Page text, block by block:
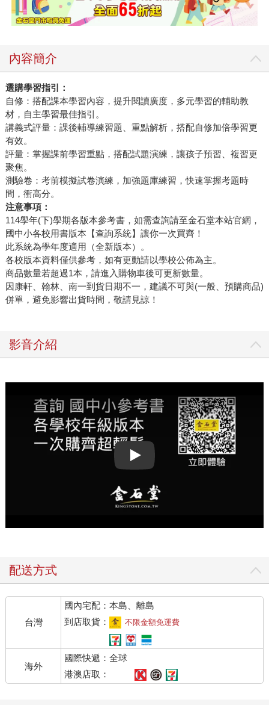
內容簡介
選購學習指引：
自修：搭配課本學習內容，提升閱讀廣度，多元學習的輔助教
材，自主學習最佳指引。
講義式評量：課後輔導練習題、重點解析，搭配自修加倍學習更
有效。
評量：掌握課前學習重點，搭配試題演練，讓孩子預習、複習更
聚焦。
測驗卷：考前模擬試卷演練，加強題庫練習，快速掌握考題時
間，衝高分。
注意事項：
114學年(下)學期各版本參考書，如需查詢請至金石堂本站官網，
國中小各校用書版本【查詢系統】讓你一次買齊！
此系統為學年度適用（全新版本）。
各校版本資料僅供參考，如有更動請以學校公佈為主。
商品數量若超過1本，請進入購物車後可更新數量。
因康軒、翰林、南一到貨日期不一，建議不可與(一般、預購商品)
併單，避免影響出貨時間，敬請見諒！
影音介紹
Play video
配送方式
台灣
國內宅配：本島、離島
到店取貨：
不限金額免運費
海外
國際快遞：全球
港澳店取：